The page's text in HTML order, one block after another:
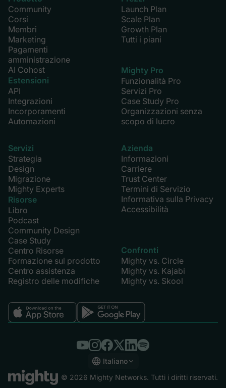
Community
Corsi
Membri
Marketing
Pagamenti
amministrazione
AI Cohost
Estensioni
API
Integrazioni
Incorporamenti
Automazioni
Launch Plan
Scale Plan
Growth Plan
Tutti i piani
Mighty Pro
Funzionalità Pro
Servizi Pro
Case Study Pro
Organizzazioni senza
scopo di lucro
Servizi
Strategia
Design
Migrazione
Mighty Experts
Risorse
Libro
Podcast
Community Design
Case Study
Centro Risorse
Formazione sul prodotto
Centro assistenza
Registro delle modifiche
Azienda
Informazioni
Carriere
Trust Center
Termini di Servizio
Informativa sulla Privacy
Accessibilità
Confronti
Mighty vs. Circle
Mighty vs. Kajabi
Mighty vs. Skool
Italiano
English
© 2026 Mighty Networks. Tutti i diritti riservati.